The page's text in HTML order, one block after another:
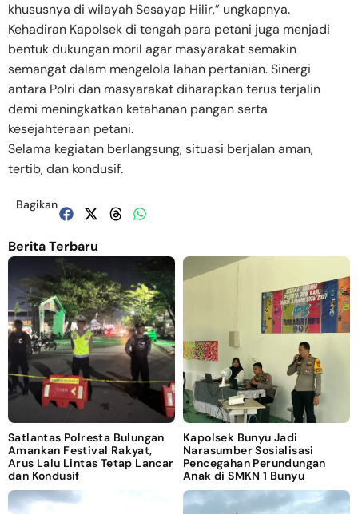
khususnya di wilayah Sesayap Hilir,” ungkapnya.
Kehadiran Kapolsek di tengah para petani juga menjadi
bentuk dukungan moril agar masyarakat semakin
semangat dalam mengelola lahan pertanian. Sinergi
antara Polri dan masyarakat diharapkan terus terjalin
demi meningkatkan ketahanan pangan serta
kesejahteraan petani.
Selama kegiatan berlangsung, situasi berjalan aman,
tertib, dan kondusif.
Bagikan
Berita Terbaru
Satlantas Polresta Bulungan
Amankan Festival Rakyat,
Arus Lalu Lintas Tetap Lancar
dan Kondusif
Kapolsek Bunyu Jadi
Narasumber Sosialisasi
Pencegahan Perundungan
Anak di SMKN 1 Bunyu